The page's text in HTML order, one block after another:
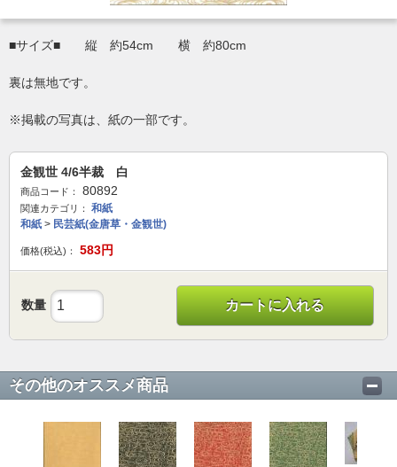
■サイズ■ 縦 約54cm 横 約80cm
裏は無地です。
※掲載の写真は、紙の一部です。
金観世 4/6半裁 白
商品コード： 80892
関連カテゴリ：
和紙
和紙 > 民芸紙(金唐草・金観世)
価格(税込)： 583円
数量 カートに入れる
その他のオススメ商品